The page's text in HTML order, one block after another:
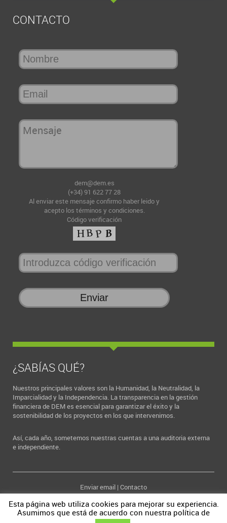
CONTACTO
dem@dem.es
(+34) 91 622 77 28
Al enviar este mensaje confirmo haber leido y
acepto los términos y condiciones.
Código verificación
¿SABÍAS QUÉ?
Nuestros principales valores son la Humanidad, la Neutralidad, la
Imparcialidad y la Independencia. La transparencia en la gestión
financiera de DEM es esencial para garantizar el éxito y la
sostenibilidad de los proyectos en los que intervenimos.
Así, cada año, sometemos nuestras cuentas a una auditoria externa
e independiente.
Enviar email | Contacto
Copyright © 2026 DEM | Todos los derechos reservados | Torpedero
Tucumán 12 - planta baja | 28016 Madrid (ESPAÑA)
Esta página web utiliza cookies para mejorar su experiencia.
Asumimos que está de acuerdo con nuestra política de